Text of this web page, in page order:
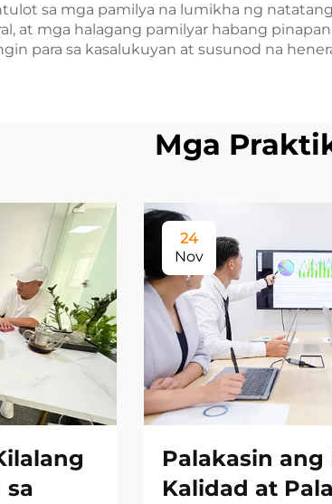
sa mga pamilya na lumikha ng
at mga halagang pamilyar habang
para sa kasalukuyan at susunod na
Mga
sa
24
Nov
Palakasin ang
Kalidad at